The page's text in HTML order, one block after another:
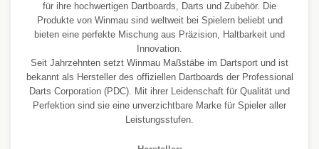
für ihre hochwertigen Dartboards, Darts und Zubehör. Die
Produkte von Winmau sind weltweit bei Spielern beliebt und
bieten eine perfekte Mischung aus Präzision, Haltbarkeit und
Innovation.
Seit Jahrzehnten setzt Winmau Maßstäbe im Dartsport und ist
bekannt als Hersteller des offiziellen Dartboards der Professional
Darts Corporation (PDC). Mit ihrer Leidenschaft für Qualität und
Perfektion sind sie eine unverzichtbare Marke für Spieler aller
Leistungsstufen.